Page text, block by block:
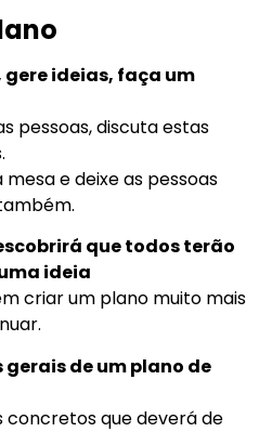
gere ideias, faça um
pessoas, discuta estas
mesa e deixe as pessoas
que todos terão
ideia
criar um plano muito mais
de um plano de
concretos que deverá de